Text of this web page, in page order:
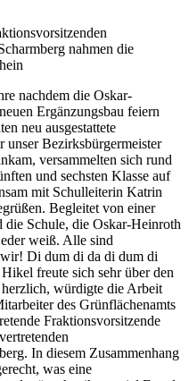
nahmen die
nachdem die Oskar-
Ergänzungsbau feiern
neu ausgestattete
unser Bezirksbürgermeister
versammelten sich rund
und sechsten Klasse auf
mit Schulleiterin Katrin
Begleitet von einer
Schule, die Oskar-Heinroth
weiß. Alle sind
Di dum di da di dum di
freute sich sehr über den
würdigte die Arbeit
des Grünflächenamts
Fraktionsvorsitzende
In diesem Zusammenhang
was eine